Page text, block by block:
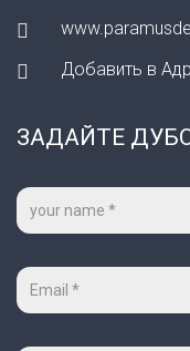
Добавить в
ЗАДАЙТЕ
Ваше
имя
Ваш
mail